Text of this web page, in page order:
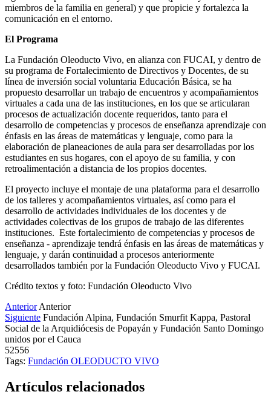
miembros de la familia en general) y que propicie y fortalezca la
comunicación en el entorno.
El Programa
La Fundación Oleoducto Vivo, en alianza con FUCAI, y dentro de
su programa de Fortalecimiento de Directivos y Docentes, de su
línea de inversión social voluntaria Educación Básica, se ha
propuesto desarrollar un trabajo de encuentros y acompañamientos
virtuales a cada una de las instituciones, en los que se articularan
procesos de actualización docente requeridos, tanto para el
desarrollo de competencias y procesos de enseñanza aprendizaje con
énfasis en las áreas de matemáticas y lenguaje, como para la
elaboración de planeaciones de aula para ser desarrolladas por los
estudiantes en sus hogares, con el apoyo de su familia, y con
retroalimentación a distancia de los propios docentes.
El proyecto incluye el montaje de una plataforma para el desarrollo
de los talleres y acompañamientos virtuales, así como para el
desarrollo de actividades individuales de los docentes y de
actividades colectivas de los grupos de trabajo de las diferentes
instituciones. Este fortalecimiento de competencias y procesos de
enseñanza - aprendizaje tendrá énfasis en las áreas de matemáticas y
lenguaje, y darán continuidad a procesos anteriormente
desarrollados también por la Fundación Oleoducto Vivo y FUCAI.
Crédito textos y foto: Fundación Oleoducto Vivo
Anterior Anterior
Siguiente Fundación Alpina, Fundación Smurfit Kappa, Pastoral
Social de la Arquidiócesis de Popayán y Fundación Santo Domingo
unidos por el Cauca
52556
Tags: Fundación OLEODUCTO VIVO
Artículos relacionados